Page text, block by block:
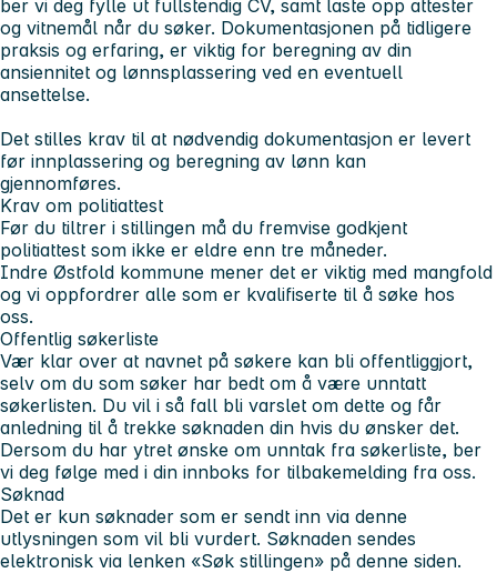
ber vi deg fylle ut fullstendig CV, samt laste opp attester
og vitnemål når du søker. Dokumentasjonen på tidligere
praksis og erfaring, er viktig for beregning av din
ansiennitet og lønnsplassering ved en eventuell
ansettelse.
Det stilles krav til at nødvendig dokumentasjon er levert
før innplassering og beregning av lønn kan
gjennomføres.
Krav om politiattest
Før du tiltrer i stillingen må du fremvise godkjent
politiattest som ikke er eldre enn tre måneder.
Indre Østfold kommune mener det er viktig med mangfold
og vi oppfordrer alle som er kvalifiserte til å søke hos
oss.
Offentlig søkerliste
Vær klar over at navnet på søkere kan bli offentliggjort,
selv om du som søker har bedt om å være unntatt
søkerlisten. Du vil i så fall bli varslet om dette og får
anledning til å trekke søknaden din hvis du ønsker det.
Dersom du har ytret ønske om unntak fra søkerliste, ber
vi deg følge med i din innboks for tilbakemelding fra oss.
Søknad
Det er kun søknader som er sendt inn via denne
utlysningen som vil bli vurdert. Søknaden sendes
elektronisk via lenken «Søk stillingen» på denne siden.